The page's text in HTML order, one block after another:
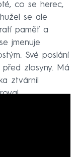
co se herec,
se ale
paměť a
jmenuje
Své poslání
zlosyny. Má
ztvárnil